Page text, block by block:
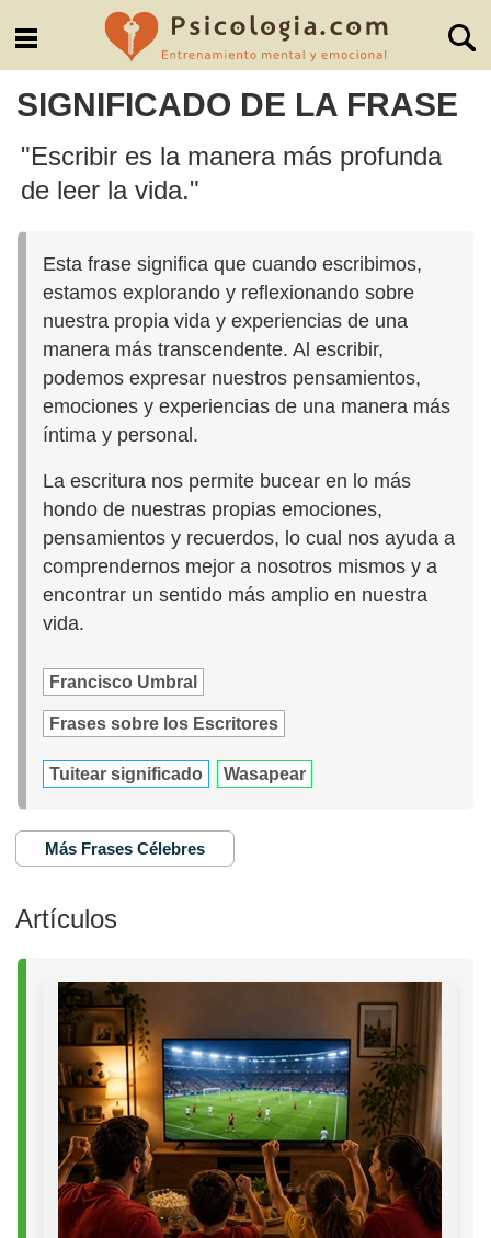
SIGNIFICADO DE LA FRASE
"Escribir es la manera más profunda
de leer la vida."
Esta frase significa que cuando escribimos,
estamos explorando y reflexionando sobre
nuestra propia vida y experiencias de una
manera más transcendente. Al escribir,
podemos expresar nuestros pensamientos,
emociones y experiencias de una manera más
íntima y personal.
La escritura nos permite bucear en lo más
hondo de nuestras propias emociones,
pensamientos y recuerdos, lo cual nos ayuda a
comprendernos mejor a nosotros mismos y a
encontrar un sentido más amplio en nuestra
vida.
Francisco Umbral
Frases sobre los Escritores
Tuitear significado Wasapear
Más Frases Célebres
Artículos